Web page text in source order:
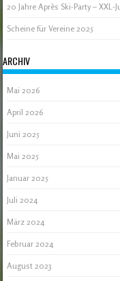
20 Jahre Après Ski-Party –
Scheine für Vereine 2025
ARCHIV
Mai 2026
April 2026
Juni 2025
Mai 2025
Januar 2025
Juli 2024
März 2024
Februar 2024
August 2023